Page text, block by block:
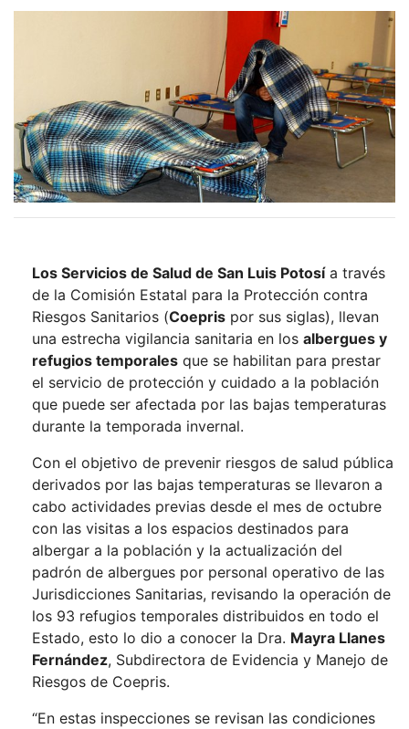
Los Servicios de Salud de San Luis Potosía través
de la Comisión Estatal para la Protección contra
Riesgos Sanitarios (Coepris por sus siglas), llevan
una estrecha vigilancia sanitaria en los albergues y
refugios temporales que se habilitan para prestar
el servicio de protección y cuidado a la población
que puede ser afectada por las bajas temperaturas
durante la temporada invernal.
Con el objetivo de prevenir riesgos de salud pública
derivados por las bajas temperaturas se llevaron a
cabo actividades previas desde el mes de octubre
con las visitas a los espacios destinados para
albergar a la población y la actualización del
padrón de albergues por personal operativo de las
Jurisdicciones Sanitarias, revisando la operación de
los 93 refugios temporales distribuidos en todo el
Estado, esto lo dio a conocer la Dra. Mayra Llanes
Fernández, Subdirectora de Evidencia y Manejo de
Riesgos de Coepris.
“En estas inspecciones se revisan las condiciones